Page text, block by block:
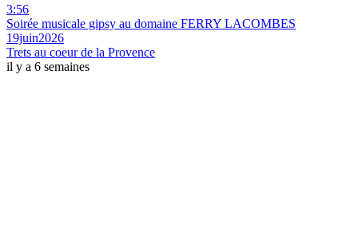
3:56
Soirée musicale gipsy au domaine FERRY LACOMBES
19juin2026
Trets au coeur de la Provence
il y a 6 semaines